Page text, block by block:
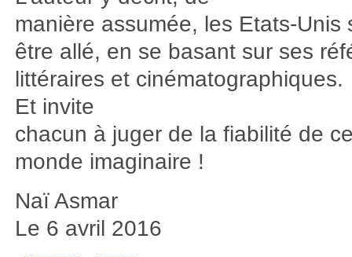
manière assumée, les Etats-Unis
être allé, en se basant sur ses
littéraires et cinématographiques.
Et invite
chacun à juger de la fiabilité de
monde imaginaire !
Naï Asmar
Le 6 avril 2016